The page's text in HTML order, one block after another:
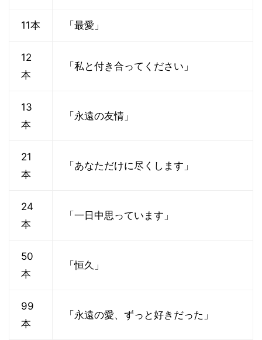
11本 「最愛」
12
本
「私と付き合ってください」
13
本
「永遠の友情」
21
本
「あなただけに尽くします」
24
本
「一日中思っています」
50
本
「恒久」
99
本
「永遠の愛、ずっと好きだった」